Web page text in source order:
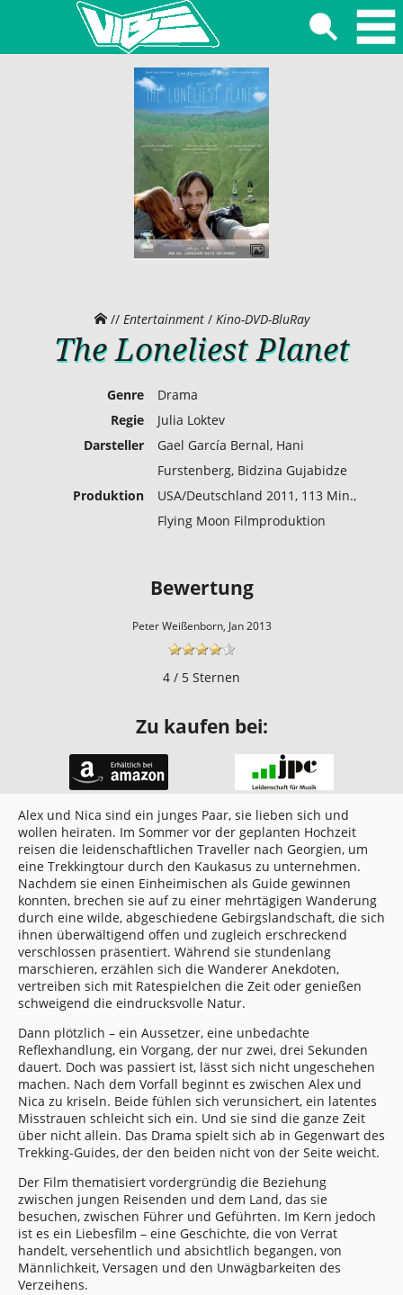
// Entertainment/ Kino-DVD-BluRay
The Loneliest Planet
Genre
Drama
Regie
Julia Loktev
Darsteller
Gael García Bernal, Hani
Furstenberg, Bidzina Gujabidze
Produktion
USA/Deutschland 2011, 113 Min.,
Flying Moon Filmproduktion
Bewertung
Peter Weißenborn, Jan 2013
4 / 5 Sternen
Zu kaufen bei:
Alex und Nica sind ein junges Paar, sie lieben sich und
wollen heiraten. Im Sommer vor der geplanten Hochzeit
reisen die leidenschaftlichen Traveller nach Georgien, um
eine Trekkingtour durch den Kaukasus zu unternehmen.
Nachdem sie einen Einheimischen als Guide gewinnen
konnten, brechen sie auf zu einer mehrtägigen Wanderung
durch eine wilde, abgeschiedene Gebirgslandschaft, die sich
ihnen überwältigend offen und zugleich erschreckend
verschlossen präsentiert. Während sie stundenlang
marschieren, erzählen sich die Wanderer Anekdoten,
vertreiben sich mit Ratespielchen die Zeit oder genießen
schweigend die eindrucksvolle Natur.
Dann plötzlich – ein Aussetzer, eine unbedachte
Reflexhandlung, ein Vorgang, der nur zwei, drei Sekunden
dauert. Doch was passiert ist, lässt sich nicht ungeschehen
machen. Nach dem Vorfall beginnt es zwischen Alex und
Nica zu kriseln. Beide fühlen sich verunsichert, ein latentes
Misstrauen schleicht sich ein. Und sie sind die ganze Zeit
über nicht allein. Das Drama spielt sich ab in Gegenwart des
Trekking-Guides, der den beiden nicht von der Seite weicht.
Der Film thematisiert vordergründig die Beziehung
zwischen jungen Reisenden und dem Land, das sie
besuchen, zwischen Führer und Geführten. Im Kern jedoch
ist es ein Liebesfilm – eine Geschichte, die von Verrat
handelt, versehentlich und absichtlich begangen, von
Männlichkeit, Versagen und den Unwägbarkeiten des
Verzeihens.